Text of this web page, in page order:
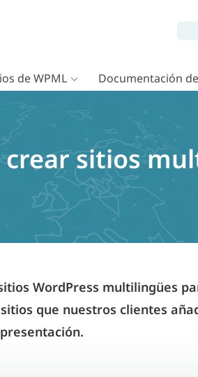
de WPML Documentación
sitios
WordPress multilingües
que nuestros clientes
presentación.